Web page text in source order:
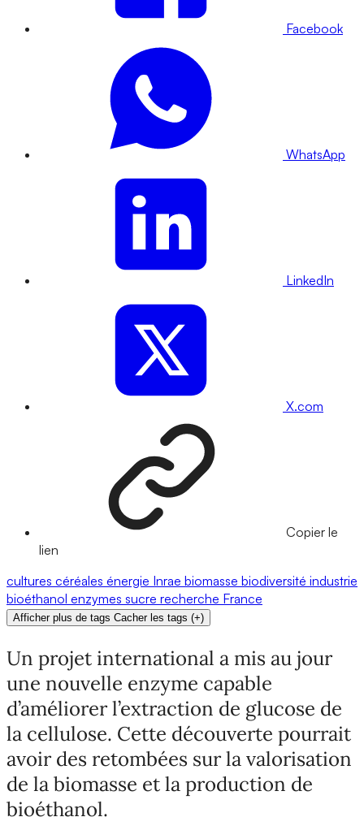
Facebook
WhatsApp
LinkedIn
X.com
Copier le
lien
cultures céréales énergie Inrae biomasse biodiversité industrie
bioéthanol enzymes sucre recherche France
Afficher plus de tags Cacher les tags (+)
Un projet international a mis au jour
une nouvelle enzyme capable
d’améliorer l’extraction de glucose de
la cellulose. Cette découverte pourrait
avoir des retombées sur la valorisation
de la biomasse et la production de
bioéthanol.